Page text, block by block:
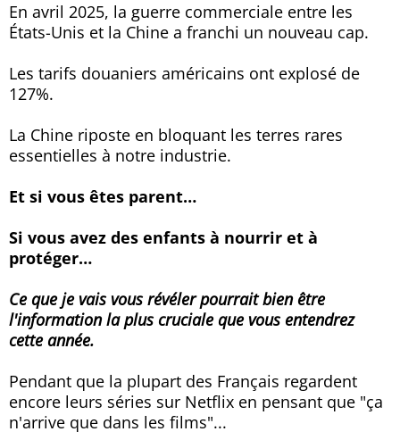
En avril 2025, la guerre commerciale entre les
États-Unis et la Chine a franchi un nouveau cap.
Les tarifs douaniers américains ont explosé de
127%.
La Chine riposte en bloquant les terres rares
essentielles à notre industrie.
Et si vous êtes parent…
Si vous avez des enfants à nourrir et à
protéger…
Ce que je vais vous révéler pourrait bien être
l'information la plus cruciale que vous entendrez
cette année.
Pendant que la plupart des Français regardent
encore leurs séries sur Netflix en pensant que "ça
n'arrive que dans les films"...